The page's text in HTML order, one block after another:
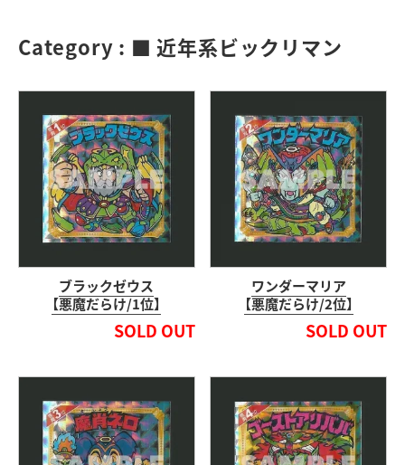
Category : ■ 近年系ビックリマン
ブラックゼウス
【悪魔だらけ/1位】
SOLD OUT
ワンダーマリア
【悪魔だらけ/2位】
SOLD OUT